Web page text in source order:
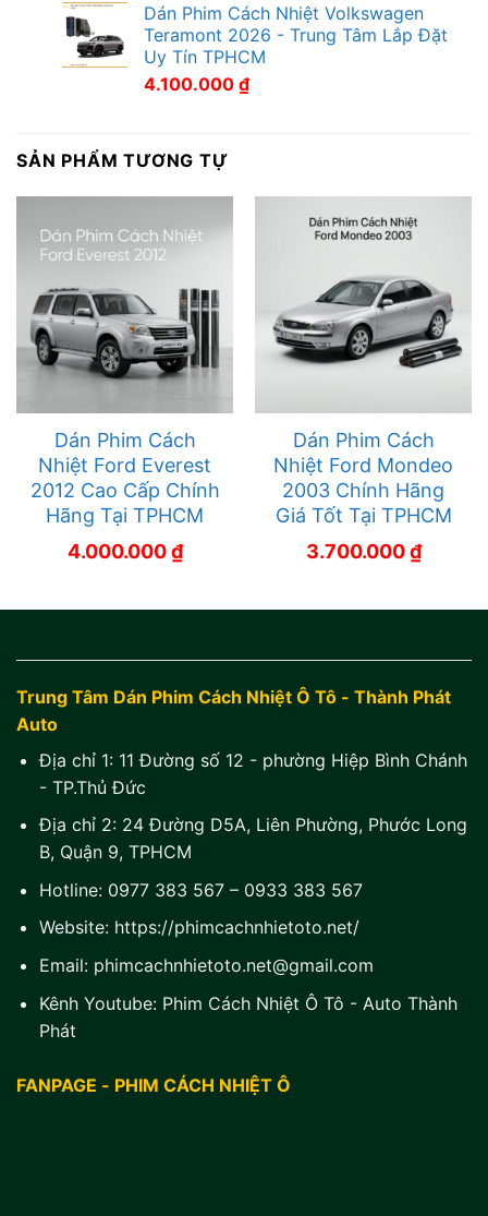
Dán Phim Cách Nhiệt Volkswagen
Teramont 2026 - Trung Tâm Lắp Đặt
Uy Tín TPHCM
4.100.000 ₫
SẢN PHẨM TƯƠNG TỰ
Dán Phim Cách
Nhiệt Ford Everest
2012 Cao Cấp Chính
Hãng Tại TPHCM
4.000.000₫
Dán Phim Cách
Nhiệt Ford Mondeo
2003 Chính Hãng
Giá Tốt Tại TPHCM
3.700.000₫
Trung Tâm Dán Phim Cách Nhiệt Ô Tô - Thành Phát
Auto
Địa chỉ 1: 11 Đường số 12 - phường Hiệp Bình Chánh
- TP.Thủ Đức
Địa chỉ 2: 24 Đường D5A, Liên Phường, Phước Long
B, Quận 9, TPHCM
Hotline: 0977 383 567– 0933 383 567
Website: https://phimcachnhietoto.net/
Email: phimcachnhietoto.net@gmail.com
Kênh Youtube: Phim Cách Nhiệt Ô Tô - Auto Thành
Phát
FANPAGE - PHIM CÁCH NHIỆT Ô